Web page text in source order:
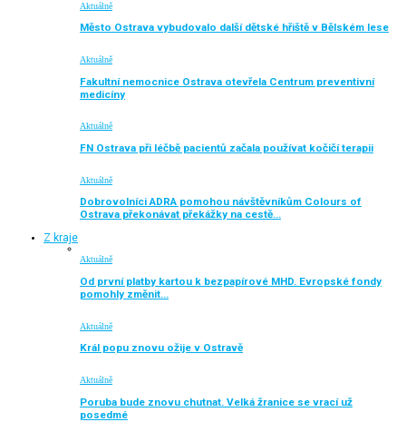
Aktuálně
Město Ostrava vybudovalo další dětské hřiště v Bělském lese
Aktuálně
Fakultní nemocnice Ostrava otevřela Centrum preventivní
medicíny
Aktuálně
FN Ostrava při léčbě pacientů začala používat kočičí terapii
Aktuálně
Dobrovolníci ADRA pomohou návštěvníkům Colours of
Ostrava překonávat překážky na cestě…
Z kraje
Aktuálně
Od první platby kartou k bezpapírové MHD. Evropské fondy
pomohly změnit…
Aktuálně
Král popu znovu ožije v Ostravě
Aktuálně
Poruba bude znovu chutnat. Velká žranice se vrací už
posedmé